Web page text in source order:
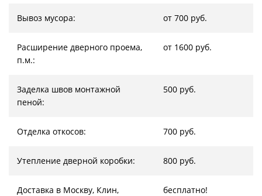
Вывоз мусора: от 700 руб.
Расширение дверного проема,
п.м.:
от 1600 руб.
Заделка швов монтажной
пеной:
500 руб.
Отделка откосов: 700 руб.
Утепление дверной коробки: 800 руб.
Доставка в Москву, Клин,
бесплатно!